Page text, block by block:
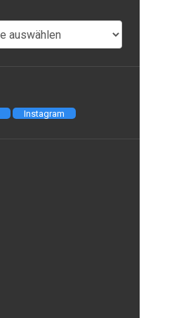
Instagram